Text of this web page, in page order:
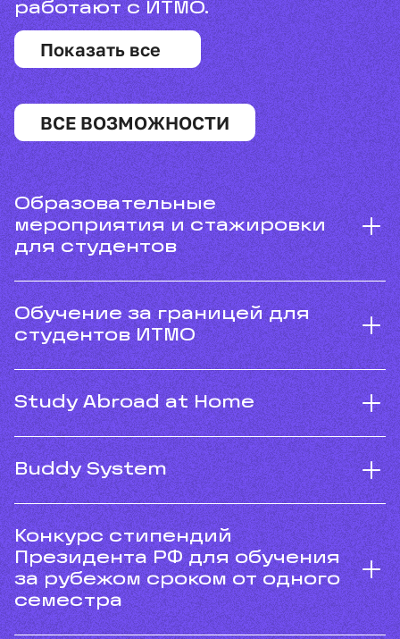
работают с ИТМО.
Показать все
ВСЕ ВОЗМОЖНОСТИ
Образовательные
мероприятия и стажировки
для студентов
Обучение за границей для
студентов ИТМО
Study Abroad at Home
Buddy System
Конкурс стипендий
Президента РФ для обучения
за рубежом сроком от одного
семестра